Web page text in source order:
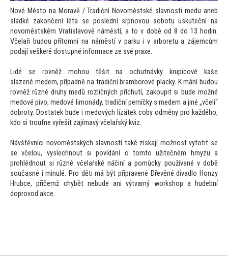
Nové Město na Moravě / Tradiční Novoměstské slavnosti medu aneb
sladké zakončení léta se poslední srpnovou sobotu uskuteční na
novoměstském Vratislavově náměstí, ato v době od 8 do 13 hodin.
Včelaři budou přítomní na náměstí v parku i v arboretu a zájemcům
podají veškeré dostupné informace ze své praxe.
Lidé se rovněž mohou těšit na ochutnávky krupicové kaše
slazené medem, případně na tradiční bramborové placky. K mání budou
rovněž různé druhy medů rozličných příchutí, zakoupit si bude možné
medové pivo, medové limonády, tradiční perníčky s medem a jiné „včelí“
dobroty. Dostatek bude i medových lízátek coby odměny pro každého,
kdo si troufne vyřešit zajímavý včelařský kviz.
Návštěvníci novoměstských slavností také získají možnost vyfotit se
se včelou, vyslechnout si povídání o tomto užitečném hmyzu a
prohlédnout si různé včelařské náčiní a pomůcky používané v době
současné i minulé. Pro děti má být připravené Dřevěné divadlo Honzy
Hrubce, přičemž chybět nebude ani výtvarný workshop a hudební
doprovod akce.